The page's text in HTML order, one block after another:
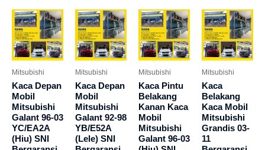
Mitsubishi
Kaca Depan
Mobil
Mitsubishi
Galant 96-03
YC/EA2A
(Hiu) SNI
Mitsubishi
Kaca Depan
Mobil
Mitsubishi
Galant 92-98
YB/E52A
(Lele) SNI
Mitsubishi
Kaca Pintu
Belakang
Kanan Kaca
Mobil
Mitsubishi
Galant 96-03
Mitsubishi
Kaca
Belakang
Kaca Mobil
Mitsubishi
Grandis 03-
11